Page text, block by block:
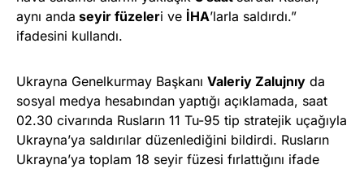
aynı anda seyir füzeleri ve İHA’larla saldırdı.”
ifadesini kullandı.
Ukrayna Genelkurmay Başkanı Valeriy Zalujnıy da
sosyal medya hesabından yaptığı açıklamada, saat
02.30 civarında Rusların 11 Tu-95 tip stratejik uçağıyla
Ukrayna’ya saldırılar düzenlediğini bildirdi. Rusların
Ukrayna’ya toplam 18 seyir füzesi fırlattığını ifade